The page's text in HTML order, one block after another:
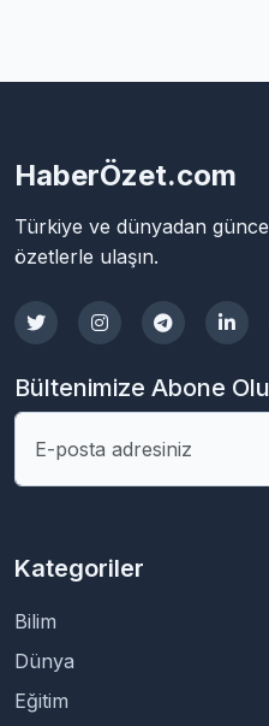
HaberÖzet.com
Türkiye ve dünyadan
özetlerle ulaşın.
Bültenimize Abone
Kategoriler
Bilim
Dünya
Eğitim